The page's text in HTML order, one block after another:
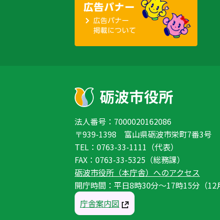
法人番号：7000020162086
〒939-1398 富山県砺波市栄町7番3号
TEL：0763-33-1111（代表）
FAX：0763-33-5325（総務課）
砺波市役所（本庁舎）へのアクセス
開庁時間：平日8時30分〜17時15分（12
庁舎案内図